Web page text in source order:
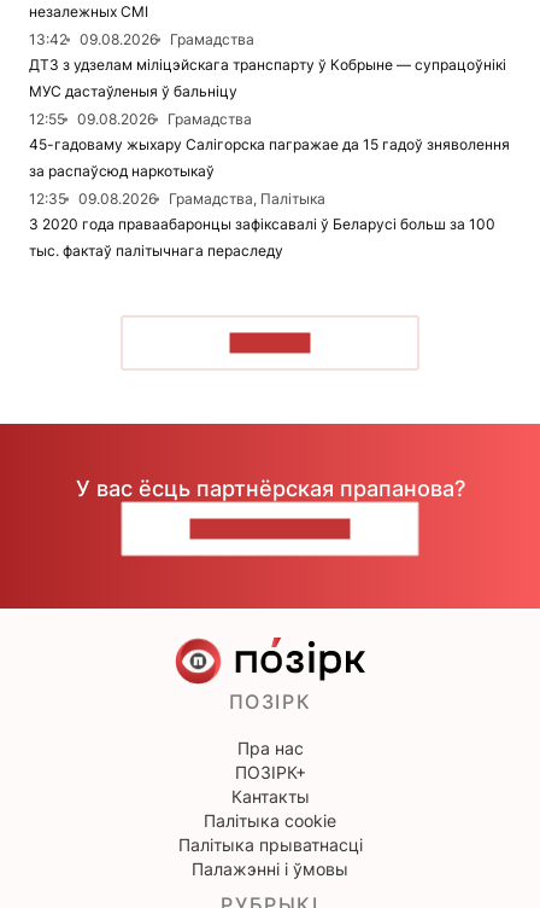
незалежных СМІ
13:42
09.08.2026
Грамадства
ДТЗ з удзелам міліцэйскага транспарту ў Кобрыне — супрацоўнікі
МУС дастаўленыя ў бальніцу
12:55
09.08.2026
Грамадства
45-гадоваму жыхару Салігорска пагражае да 15 гадоў зняволення
за распаўсюд наркотыкаў
12:35
09.08.2026
Грамадства, Палітыка
З 2020 года праваабаронцы зафіксавалі ў Беларусі больш за 100
тыс. фактаў палітычнага пераследу
У вас ёсць партнёрская прапанова?
ПОЗІРК
Пра нас
ПОЗІРК+
Кантакты
Палітыка cookie
Палітыка прыватнасці
Палажэнні і ўмовы